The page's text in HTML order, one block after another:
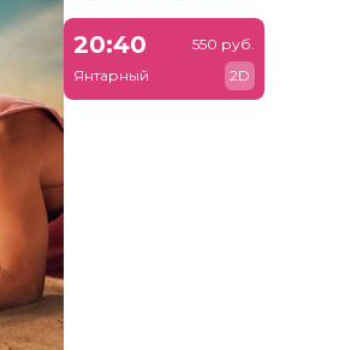
20:40
Янтарный
550 руб.
2D